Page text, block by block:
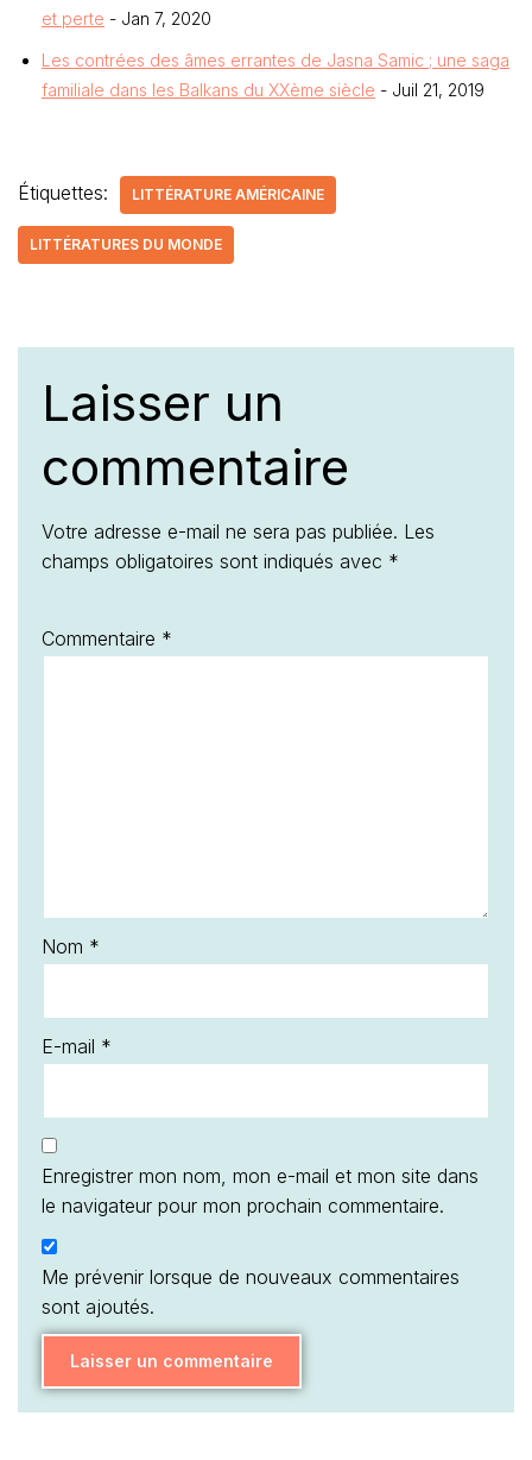
et perte - Jan 7, 2020
Les contrées des âmes errantes de Jasna Samic ; une saga
familiale dans les Balkans du XXème siècle - Juil 21, 2019
Étiquettes: LITTÉRATURE AMÉRICAINE
LITTÉRATURES DU MONDE
Laisser un
commentaire
Votre adresse e-mail ne sera pas publiée. Les
champs obligatoires sont indiqués avec *
Commentaire *
Nom *
E-mail *
Enregistrer mon nom, mon e-mail et mon site dans
le navigateur pour mon prochain commentaire.
Me prévenir lorsque de nouveaux commentaires
sont ajoutés.